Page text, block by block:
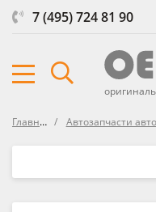
7 (495) 724 81 90
Главная Автозапчасти